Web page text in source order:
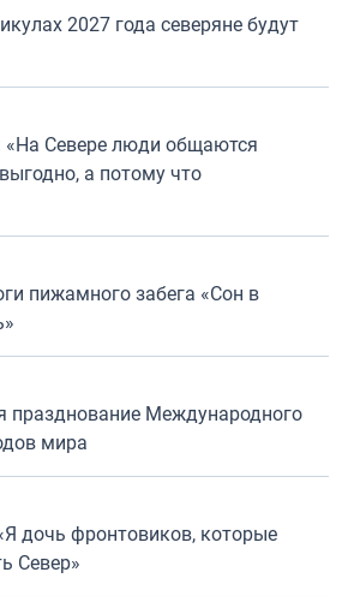
2027 года северяне будут
«На Севере люди общаются
а потому что
пижамного забега «Сон в
празднование Международного
мира
дочь фронтовиков, которые
Север»